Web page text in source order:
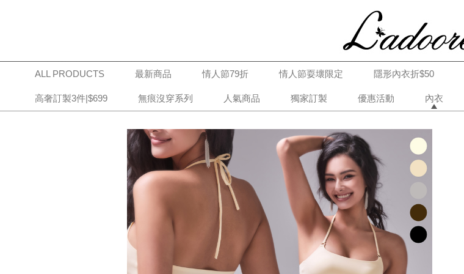
ALL PRODUCTS 最新商品 情人節79折 情人節耍壞限定 隱形內衣折$50
高奢訂製3件|$699 無痕沒穿系列 人氣商品 獨家訂製 優惠活動 內衣